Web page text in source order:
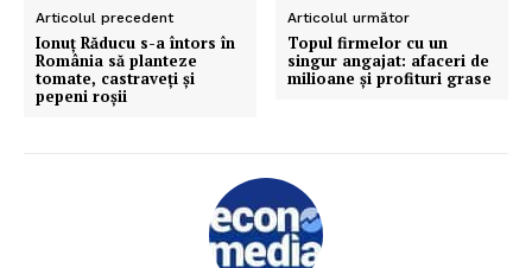
Articolul precedent
Ionuţ Răducu s-a întors în
România să planteze
tomate, castraveţi şi
pepeni roşii
Articolul următor
Topul firmelor cu un
singur angajat: afaceri de
milioane şi profituri grase